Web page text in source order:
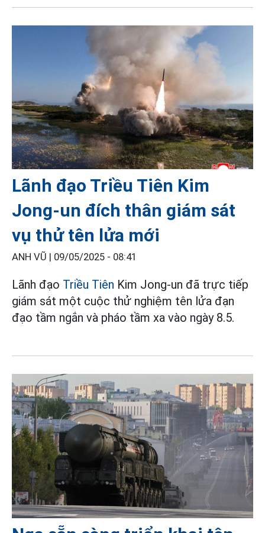
Lãnh đạo Triều Tiên Kim
Jong-un đích thân giám sát
vụ thử tên lửa mới
ANH VŨ | 09/05/2025 - 08:41
Lãnh đạo Triều Tiên Kim Jong-un đã trực tiếp
giám sát một cuộc thử nghiệm tên lửa đạn
đạo tầm ngắn và pháo tầm xa vào ngày 8.5.